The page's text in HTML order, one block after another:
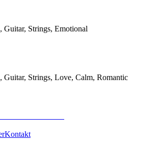
Guitar, Strings, Emotional
Guitar, Strings, Love, Calm, Romantic
Kontakt